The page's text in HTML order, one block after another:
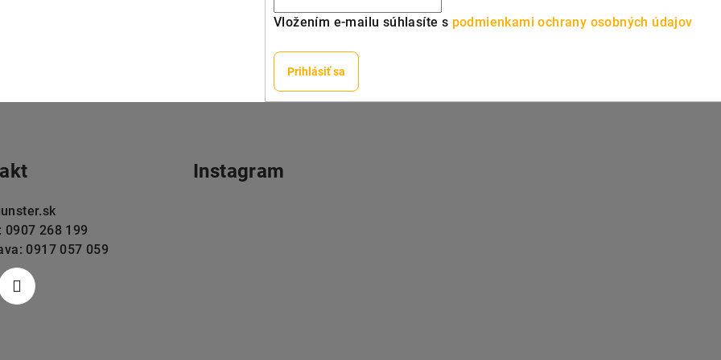
Vložením e-mailu súhlasíte s podmienkami ochrany osobných údajov
Prihlásiť sa
0907 268 199
0917 057 059
Instagram